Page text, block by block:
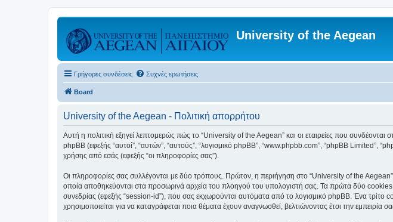
University of the Aegean
Γρήγορες συνδέσεις Συχνές ερωτήσεις
Board
University of the Aegean - Πολιτική απορρήτου
Αυτή η πολιτική εξηγεί λεπτομερώς πώς το “University of the Aegean” και οι εταιρείες που
phpBB (εφεξής “αυτοί”, “αυτών”, “αυτούς”, “λογισμικό phpBB”, “www.phpbb.com”, “phpBB Limited”,
χρήσης από εσάς (εφεξής “οι πληροφορίες σας”).
Οι πληροφορίες σας συλλέγονται με δύο τρόπους. Πρώτον, η περιήγηση στο “University of the Aegean”
οποία αποθηκεύονται στα προσωρινά αρχεία του πλοηγού του υπολογιστή σας. Τα πρώτα δύο cookies
συνεδρίας (εφεξής “session-id”), που σας εκχωρούνται αυτόματα από το λογισμικό phpBB. Ένα τρίτο
χρησιμοποιείται για να καταγράφεται ποια θέματα έχουν αναγνωσθεί, βελτιώνοντας έτσι την εμπειρία